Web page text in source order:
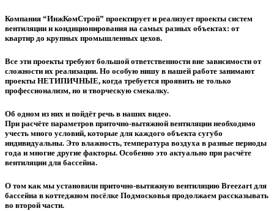
Компания “ИнжКомСтрой” проектирует и реализует проекты систем
вентиляции и кондиционирования на самых разных объектах: от
квартир до крупных промышленных цехов.
Все эти проекты требуют большой ответственности вне зависимости от
сложности их реализации. Но особую нишу в нашей работе занимают
проекты НЕТИПИЧНЫЕ, когда требуется проявить не только
профессионализм, но и творческую смекалку.
Об одном из них и пойдёт речь в наших видео.
При расчёте параметров приточно-вытяжной вентиляции необходимо
учесть много условий, которые для каждого объекта сугубо
индивидуальны. Это влажность, температура воздуха в разные периоды
года и многие другие факторы. Особенно это актуально при расчёте
вентиляции для бассейна.
О том как мы установили приточно-вытяжную вентиляцию Breezart для
бассейна в коттеджном посёлке Подмосковья продолжаем рассказывать
во второй части.